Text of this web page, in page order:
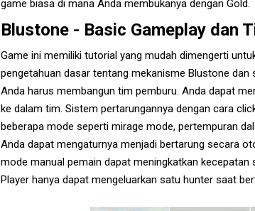
game biasa di mana Anda membukanya dengan Gold.
Blustone - Basic Gameplay dan
Game ini memiliki tutorial yang mudah dimengerti
pengetahuan dasar tentang mekanisme Blustone dan
Anda harus membangun tim pemburu. Anda dapat
ke dalam tim. Sistem pertarungannya dengan cara
beberapa mode seperti mirage mode, pertempuran
Anda dapat mengaturnya menjadi bertarung secara
mode manual pemain dapat meningkatkan kecepatan
Player hanya dapat mengeluarkan satu hunter saat